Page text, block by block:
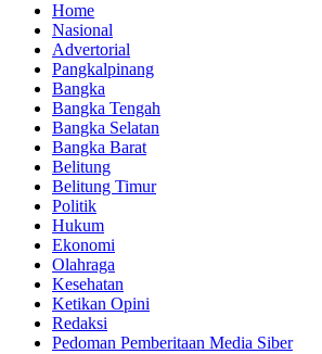
Home
Nasional
Advertorial
Pangkalpinang
Bangka
Bangka Tengah
Bangka Selatan
Bangka Barat
Belitung
Belitung Timur
Politik
Hukum
Ekonomi
Olahraga
Kesehatan
Ketikan Opini
Redaksi
Pedoman Pemberitaan Media Siber